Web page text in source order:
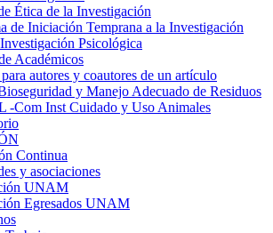
Ética de la Investigación
de Iniciación Temprana a la Investigación
Psicológica
Académicos
autores y coautores de un artículo
y Manejo Adecuado de Residuos
-Com Inst Cuidado y Uso Animales
Continua
y asociaciones
UNAM
Egresados UNAM